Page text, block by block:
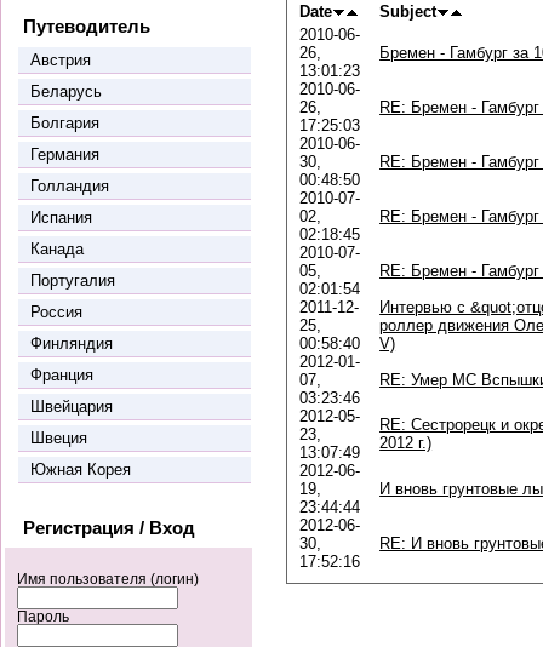
Путеводитель
Австрия
Беларусь
Болгария
Германия
Голландия
Испания
Канада
Португалия
Россия
Финляндия
Франция
Швейцария
Швеция
Южная Корея
Регистрация / Вход
Имя пользователя (логин)
Пароль
Date
Subject
2010-06-
26,
13:01:23
Бремен - Гамбург за
2010-06-
26,
17:25:03
RE: Бремен -
2010-06-
30,
00:48:50
RE: Бремен -
2010-07-
02,
02:18:45
RE: Бремен -
2010-07-
05,
02:01:54
RE: Бремен -
2011-12-
25,
00:58:40
Интервью с
роллер движения
V)
2012-01-
07,
03:23:46
RE: Умер МС
2012-05-
23,
13:07:49
RE: Сестрорецк и
2012 г.)
2012-06-
19,
23:44:44
И вновь грунтовые
2012-06-
30,
17:52:16
RE: И вновь